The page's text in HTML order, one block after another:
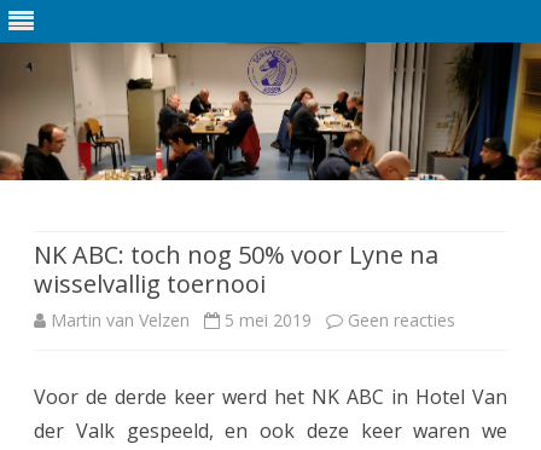
de
inhoud
NK ABC: toch nog 50% voor Lyne na
wisselvallig toernooi
Martin van Velzen 5 mei 2019 Geen reacties
N
Voor de derde keer werd het NK ABC in Hotel Van
der Valk gespeeld, en ook deze keer waren we